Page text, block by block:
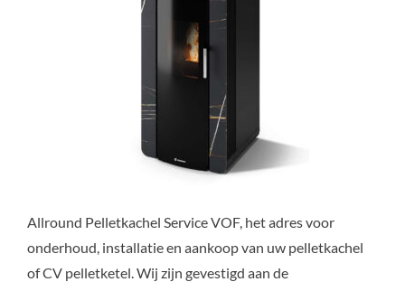
Allround Pelletkachel Service VOF, het adres voor
onderhoud, installatie en aankoop van uw pelletkachel
of CV pelletketel. Wij zijn gevestigd aan de